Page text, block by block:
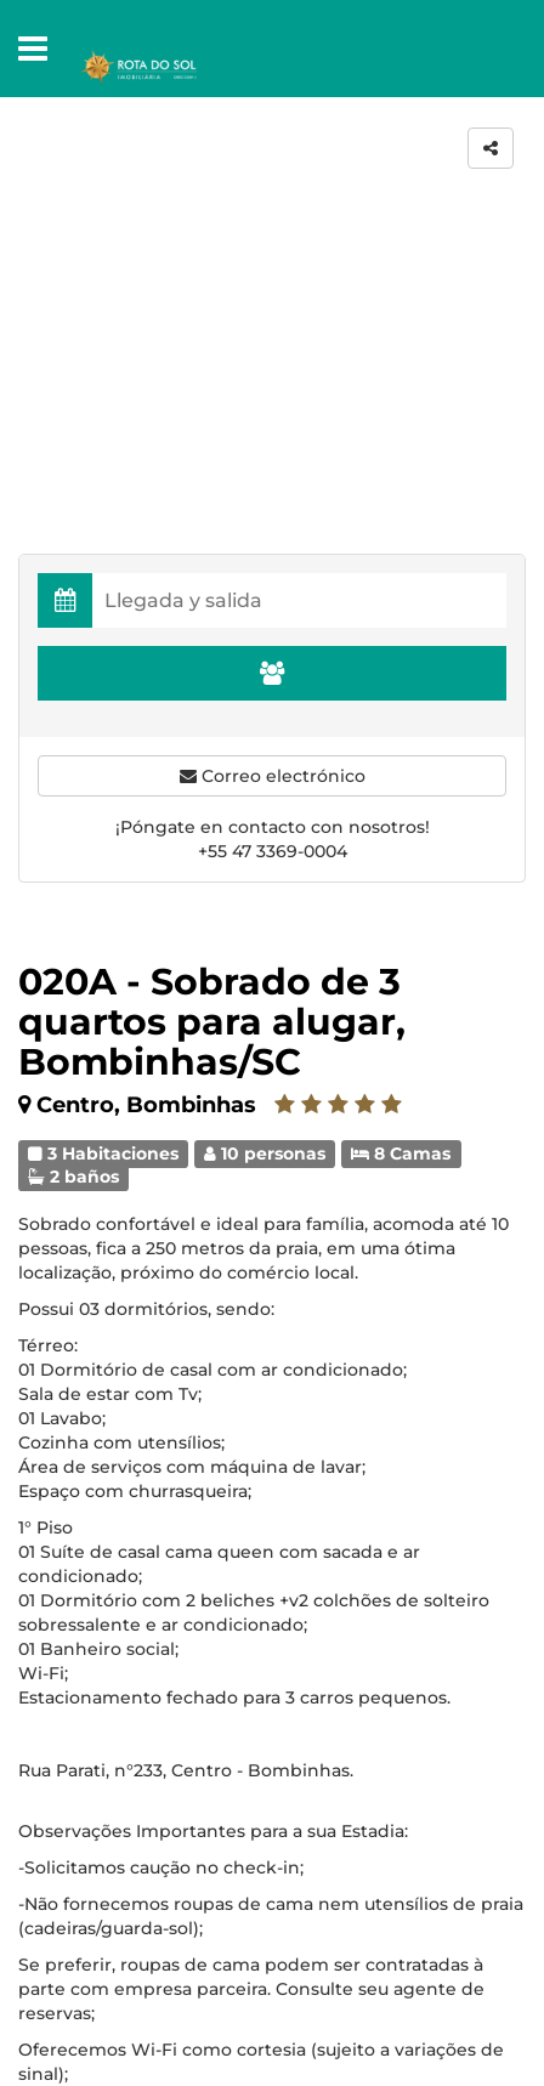
020A - Sobrado de 3
quartos para alugar,
Bombinhas/SC
Centro, Bombinhas
3 Habitaciones 10 personas
8 Camas
2 baños
Sobrado confortável e ideal para família, acomoda até 10
pessoas, fica a 250 metros da praia, em uma ótima
localização, próximo do comércio local.
Possui 03 dormitórios, sendo:
Térreo:
01 Dormitório de casal com ar condicionado;
Sala de estar com Tv;
01 Lavabo;
Cozinha com utensílios;
Área de serviços com máquina de lavar;
Espaço com churrasqueira;
1° Piso
01 Suíte de casal cama queen com sacada e ar
condicionado;
01 Dormitório com 2 beliches +v2 colchões de solteiro
sobressalente e ar condicionado;
01 Banheiro social;
Wi-Fi;
Estacionamento fechado para 3 carros pequenos.
Rua Parati, n°233, Centro - Bombinhas.
Observações Importantes para a sua Estadia:
-Solicitamos caução no check-in;
-Não fornecemos roupas de cama nem utensílios de praia
(cadeiras/guarda-sol);
Se preferir, roupas de cama podem ser contratadas à
parte com empresa parceira. Consulte seu agente de
reservas;
Oferecemos Wi-Fi como cortesia (sujeito a variações de
sinal);
Correo electrónico
¡Póngate en contacto con nosotros!
+55 47 3369-0004